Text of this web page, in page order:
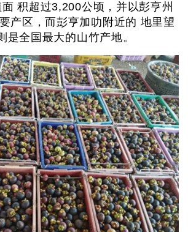
积超过3,200公顷，并以彭亨州
产区，而彭亨加叻附近的 地里望
是全国最大的山竹产地。